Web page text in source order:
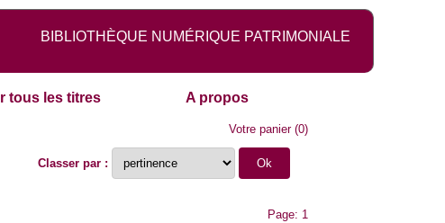
BIBLIOTHÈQUE NUMÉRIQUE PATRIMONIALE
tous les titres A propos
Votre panier(0)
Classer par :
Page: 1